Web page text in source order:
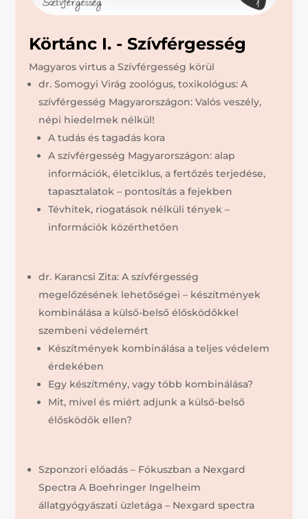
Körtánc I. - Szívférgesség
Magyaros virtus a Szívférgesség körül
dr. Somogyi Virág zoológus, toxikológus: A
szívférgesség Magyarországon: Valós veszély,
népi hiedelmek nélkül!
A tudás és tagadás kora
A szívférgesség Magyarországon: alap
információk, életciklus, a fertőzés terjedése,
tapasztalatok – pontosítás a fejekben
Tévhitek, riogatások nélküli tények –
információk közérthetően
dr. Karancsi Zita: A szívférgesség
megelőzésének lehetőségei – készítmények
kombinálása a külső-belső élősködőkkel
szembeni védelemért
Készítmények kombinálása a teljes védelem
érdekében
Egy készítmény, vagy több kombinálása?
Mit, mivel és miért adjunk a külső-belső
élősködők ellen?
Szponzori előadás – Fókuszban a Nexgard
Spectra A Boehringer Ingelheim
állatgyógyászati üzletága – Nexgard spectra